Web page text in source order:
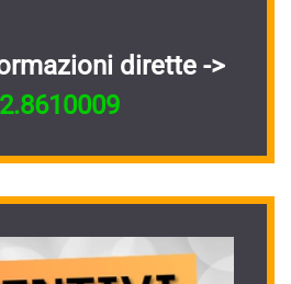
dirette ->